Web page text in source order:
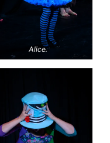
Alice.